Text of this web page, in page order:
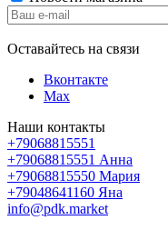
Оставайтесь на связи
Вконтакте
Max
Наши контакты
+79068815551
+79068815551 Анна
+79068815550 Мария
+79048641160 Яна
info@pdk.market